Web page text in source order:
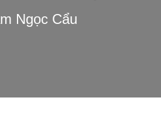
Ngọc Cẩu